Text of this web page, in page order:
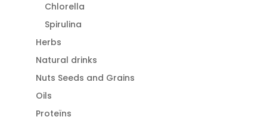
Chlorella
Spirulina
Herbs
Natural drinks
Nuts Seeds and Grains
Oils
Proteïns